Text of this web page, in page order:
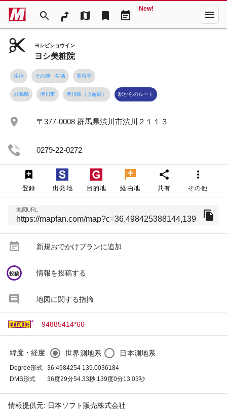
search map bookmark event_note
New! menu
ヨシビショウイン
ヨシ美粧院
生活 その他 生活 美容室
群馬県 渋川市 渋川駅（上越線） 駅からのルート
place 〒377-0008 群馬県渋川市渋川２１１３
0279-22-0272
登録 出発地 目的地 経由地
share
共有
more_vert
その他
地図URL file_copy
event_note 新規おでかけプランに追加
circle
投稿 情報を投稿する
地図に関する指摘
94885414*66
緯度・経度 世界測地系 日本測地系
Degree形式
36.4984254 139.0036184
DMS形式
36度29分54.33秒 139度0分13.03秒
情報提供元: 日本ソフト販売株式会社